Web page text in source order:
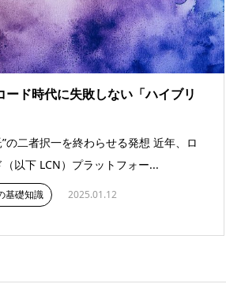
ード時代に失敗しない「ハイブリ
の二者択一を終わらせる発想 近年、ロ
以下 LCN）プラットフォー...
基礎知識 2025.01.12